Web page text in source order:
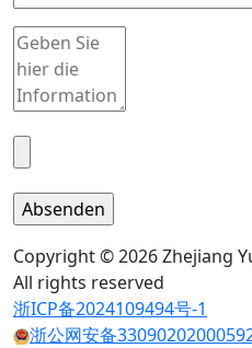
Copyright © 2026 Zhejiang
All rights reserved
浙ICP备2024109494号-1
浙公网安备